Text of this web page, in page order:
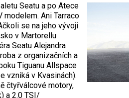
Seatu a po Atece
modelem. Ani Tarraco
se na jeho vývoji
v Martorellu
Seatu Alejandra
z organizačních a
Tiguanu Allspace
vzniká v Kvasinách).
čtyřválcové motory,
a 2.0 TSI/